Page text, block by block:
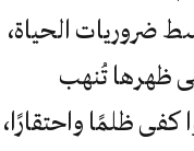
ضروريات الحياة،
ظهرها تُنهب
كفى ظلمًا واحتقارًا،